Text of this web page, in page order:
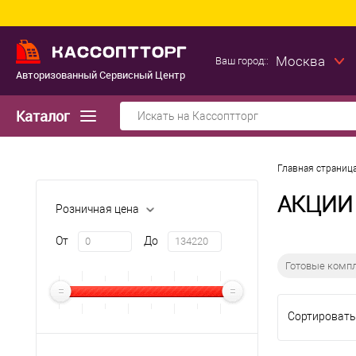
Авторизованный Сервисный Центр
Ваш город:: Москва
Каталог
Розничная цена
От До
Главная
АКЦИИ
Готовые